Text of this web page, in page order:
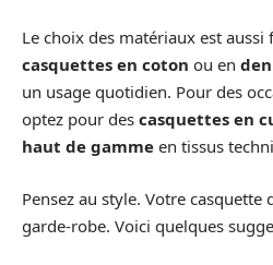
Le choix des matériaux est aussi
casquettes en coton ou en
un usage quotidien. Pour des
optez pour des casquettes en
haut de gamme en tissus
Pensez au style. Votre
garde-robe. Voici quelques